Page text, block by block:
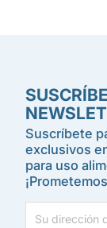
Suscríbete
exclusivos
para uso